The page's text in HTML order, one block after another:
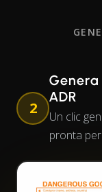
2
ADR
Un clic
pronta